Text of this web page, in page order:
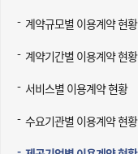
계약규모별 이용계약 현황
계약기간별 이용계약 현황
서비스별 이용계약 현황
수요기관별 이용계약 현황